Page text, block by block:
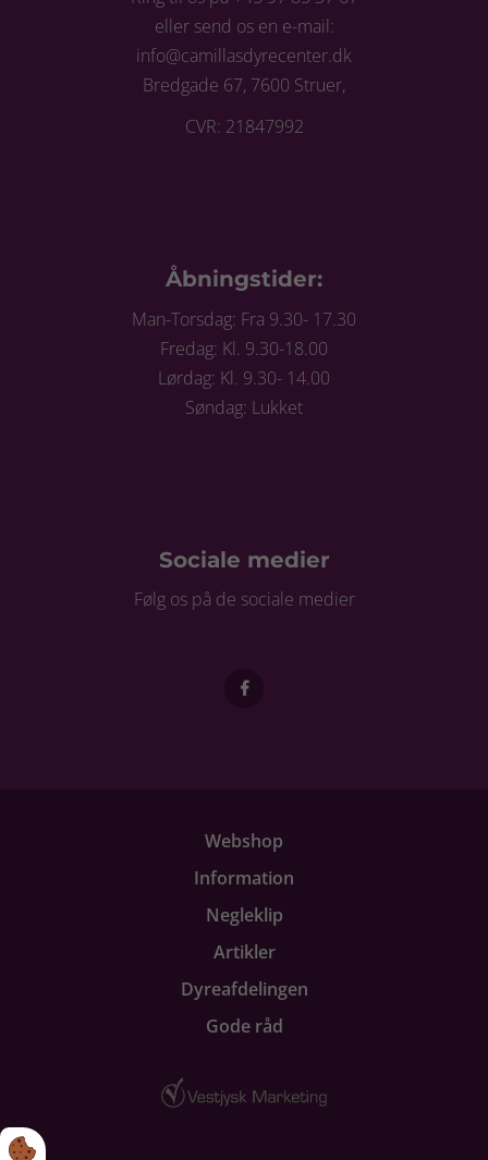
eller send os en e-mail:
info@camillasdyrecenter.dk
Bredgade 67, 7600 Struer,
CVR: 21847992
Åbningstider:
Man-Torsdag: Fra 9.30- 17.30
Fredag: Kl. 9.30-18.00
Lørdag: Kl. 9.30- 14.00
Søndag: Lukket
Sociale medier
Følg os på de sociale medier
Webshop
Information
Negleklip
Artikler
Dyreafdelingen
Gode råd